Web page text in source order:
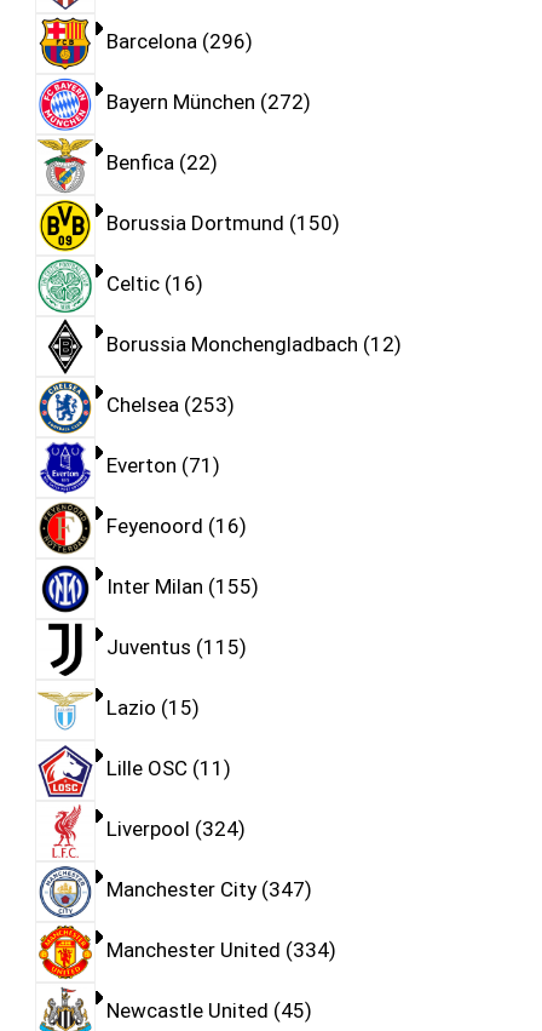
Barcelona 296
Bayern München 272
Benfica 22
Borussia Dortmund 150
Celtic 16
Borussia Monchengladbach 12
Chelsea 253
Everton 71
Feyenoord 16
Inter Milan 155
Juventus 115
Lazio 15
Lille OSC 11
Liverpool 324
Manchester City 347
Manchester United 334
Newcastle United 45